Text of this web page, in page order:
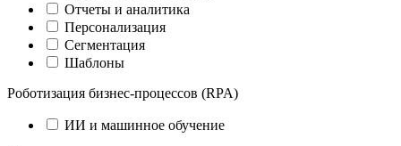
Отчеты и аналитика
Персонализация
Сегментация
Шаблоны
Роботизация бизнес-процессов (RPA)
ИИ и машинное обучение